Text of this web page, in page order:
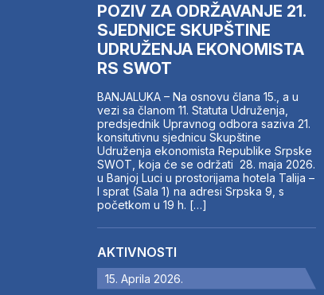
POZIV ZA ODRŽAVANJE 21.
SJEDNICE SKUPŠTINE
UDRUŽENJA EKONOMISTA
RS SWOT
BANJALUKA – Na osnovu člana 15., a u
vezi sa članom 11. Statuta Udruženja,
predsjednik Upravnog odbora saziva 21.
konsitutivnu sjednicu Skupštine
Udruženja ekonomista Republike Srpske
SWOT, koja će se održati 28. maja 2026.
u Banjoj Luci u prostorijama hotela Talija –
I sprat (Sala 1) na adresi Srpska 9, s
početkom u 19 h. […]
AKTIVNOSTI
15. Aprila 2026.